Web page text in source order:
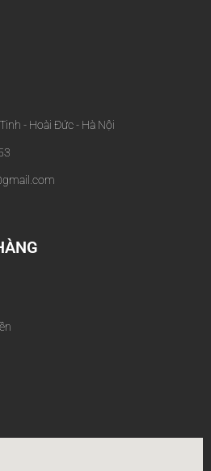
- Hoài Đức - Hà Nội